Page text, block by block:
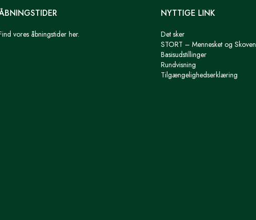
vores åbningstider her.
NYTTIGE LINK
Det sker
STORT – Mennesket og Skoven
Basisudstillinger
Rundvisning
Tilgængelighedserklæring